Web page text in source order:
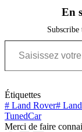
En
Subscribe
Saisissez votre adresse e-mail…
Étiquettes
# Land Rover#
TunedCar
Merci de faire